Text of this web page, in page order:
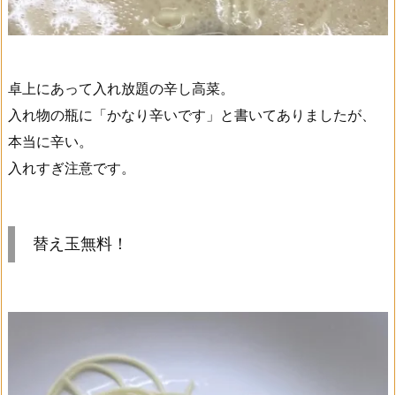
卓上にあって入れ放題の辛し高菜。
入れ物の瓶に「かなり辛いです」と書いてありましたが、
本当に辛い。
入れすぎ注意です。
替え玉無料！